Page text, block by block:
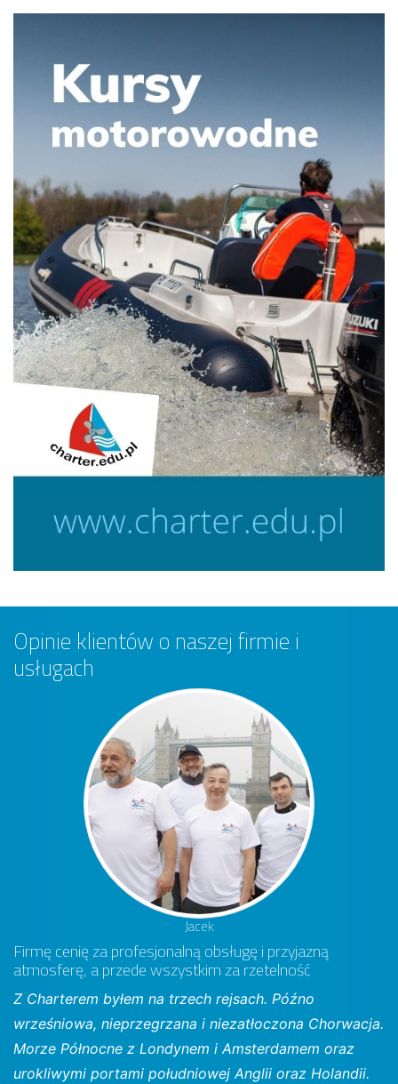
Opinie klientów o naszej firmie i
usługach
Jacek
Firmę cenię za profesjonalną obsługę i przyjazną
atmosferę, a przede wszystkim za rzetelność
Z Charterem byłem na trzech rejsach. Późno
wrześniowa, nieprzegrzana i niezatłoczona Chorwacja.
Morze Północne z Londynem i Amsterdamem oraz
urokliwymi portami południowej Anglii oraz Holandii.